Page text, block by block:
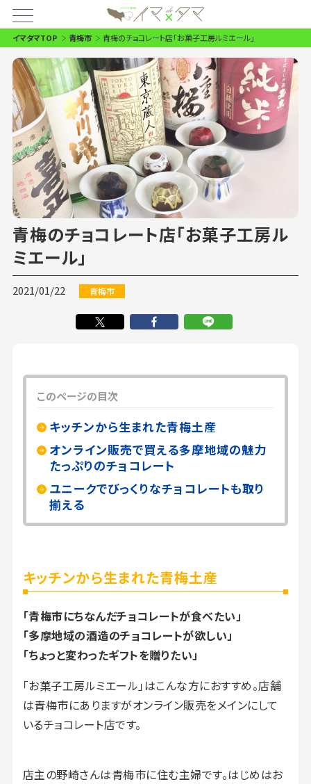
イマタマTOP 青梅市 青梅のチョコレート店「お菓子工房ルミエール」
青梅のチョコレート店「お菓子工房ル
ミエール」
2021/01/22 青梅市
このページの目次
キッチンから生まれた青梅土産
オンライン販売で買える多摩地域の魅力
たっぷりのチョコレート
ユニークでびっくりなチョコレートも取り
揃える
キッチンから生まれた青梅土産
「青梅市にちなんだチョコレートが食べたい」
「多摩地域の酒造のチョコレートが欲しい」
「ちょっと変わったギフトを贈りたい」
「お菓子工房ルミエール」はこんな方におすすめ。店舗
は青梅市にありますがオンライン販売をメインにして
いるチョコレート店です。
店主の野崎さんは青梅市に住む主婦です。はじめはお